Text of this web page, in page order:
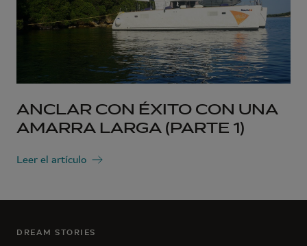
ANCLAR CON ÉXITO CON UNA
AMARRA LARGA (PARTE 1)
Leer el artículo
DREAM STORIES